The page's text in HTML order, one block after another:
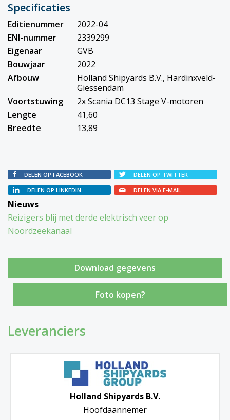
Specificaties
Editienummer
2022-04
ENI-nummer
2339299
Eigenaar
GVB
Bouwjaar
2022
Afbouw
Holland Shipyards B.V., Hardinxveld-
Giessendam
Voortstuwing
2x Scania DC13 Stage V-motoren
Lengte
41,60
Breedte
13,89
DELEN OP FACEBOOK
DELEN OP TWITTER
DELEN OP LINKEDIN
DELEN VIA E-MAIL
Nieuws
Reizigers blij met derde elektrisch veer op
Noordzeekanaal
Foto kopen?
Leveranciers
Holland Shipyards B.V.
Hoofdaannemer